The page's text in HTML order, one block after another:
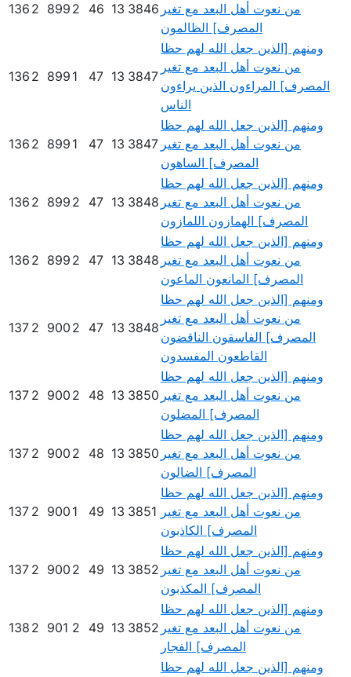
من نعوت أهل البعد مع تغير
المصرف] الظالمون
3846
13
46
2
899
2
136
ومنهم [الذين جعل الله لهم حظا
من نعوت أهل البعد مع تغير
المصرف] المراءون الذين يراءون
الناس
3847
13
47
1
899
2
136
ومنهم [الذين جعل الله لهم حظا
من نعوت أهل البعد مع تغير
المصرف] الساهون
3847
13
47
1
899
2
136
ومنهم [الذين جعل الله لهم حظا
من نعوت أهل البعد مع تغير
المصرف] الهمازون اللمازون
3848
13
47
2
899
2
136
ومنهم [الذين جعل الله لهم حظا
من نعوت أهل البعد مع تغير
المصرف] المانعون الماعون
3848
13
47
2
899
2
136
ومنهم [الذين جعل الله لهم حظا
من نعوت أهل البعد مع تغير
المصرف] الفاسقون الناقضون
القاطعون المفسدون
3848
13
47
2
900
2
137
ومنهم [الذين جعل الله لهم حظا
من نعوت أهل البعد مع تغير
المصرف] المضلون
3850
13
48
2
900
2
137
ومنهم [الذين جعل الله لهم حظا
من نعوت أهل البعد مع تغير
المصرف] الضالون
3850
13
48
2
900
2
137
ومنهم [الذين جعل الله لهم حظا
من نعوت أهل البعد مع تغير
المصرف] الكاذبون
3851
13
49
1
900
2
137
ومنهم [الذين جعل الله لهم حظا
من نعوت أهل البعد مع تغير
المصرف] المكذبون
3852
13
49
2
900
2
137
ومنهم [الذين جعل الله لهم حظا
من نعوت أهل البعد مع تغير
المصرف] الفجار
3852
13
49
2
901
2
138
ومنهم [الذين جعل الله لهم حظا